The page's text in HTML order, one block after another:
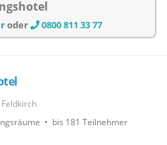
oder 0800 811 33 77
• bis 181 Teilnehmer